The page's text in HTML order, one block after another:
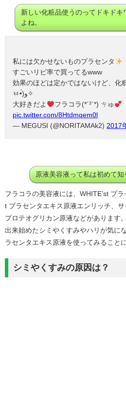
新しい化粧品使うのってドキドキ
よね。
私には欠かせないものプラセンタ
すごいリピ率で買ってるwww
効果のほどは定かではないけど、化
ㅂ•́)و✧
大好きだよ
フラコラ(*´³`*) ㄘゅ
pic.twitter.com/8Htdmqem0l
— MEGUSI (@NORITAMAk2) 2017
原液美容液って私は初めて知
フラコラの美容液には、WHITE’st プ
t プラセンタエキス原液エンリッチ、
プロテオグリカン原液などがあります
出来始めたシミやくすみやハリが気に
ラセンタエキス原液を使ってみること
シミやくすみの原因は？